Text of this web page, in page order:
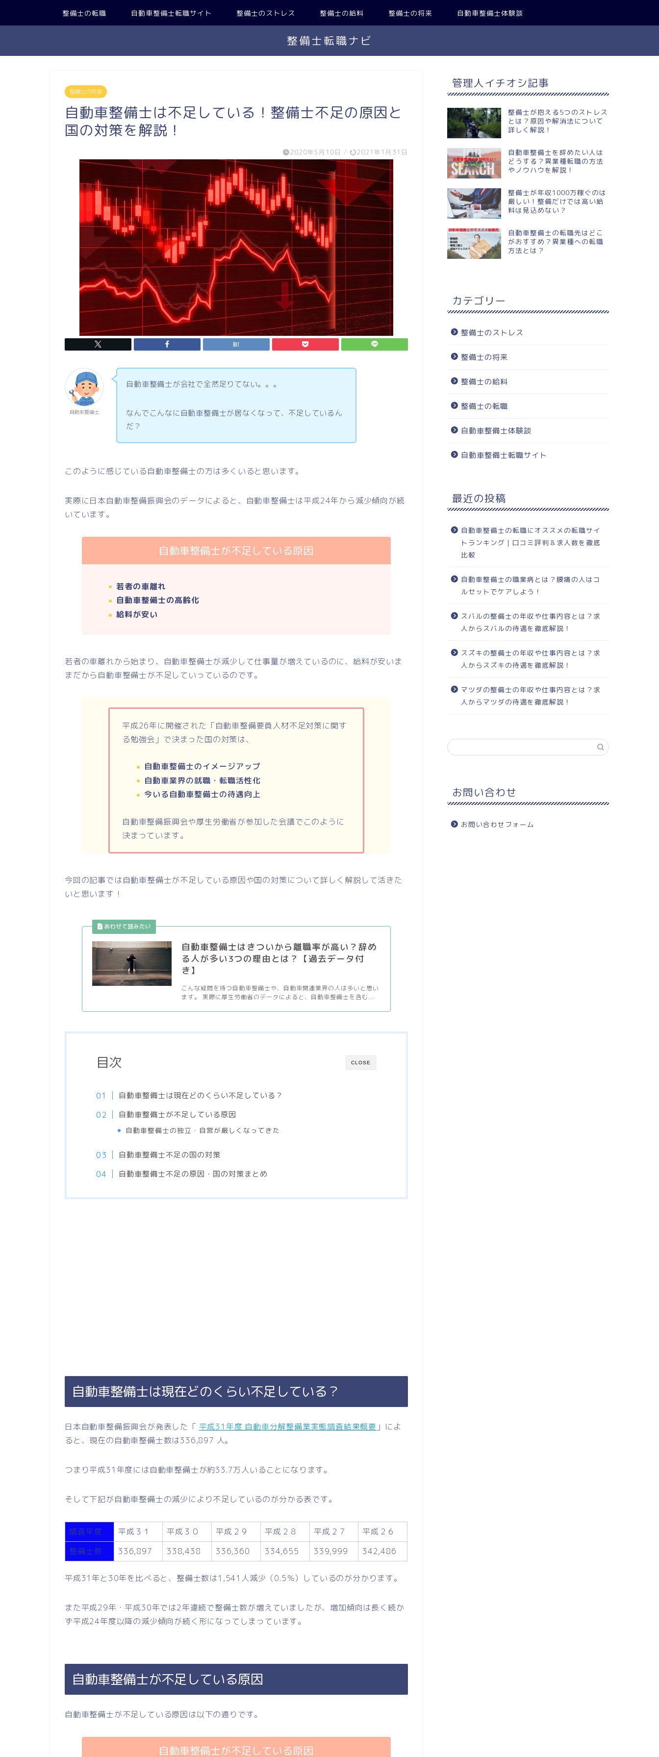
整備士の転職 自動車整備士転職サイト 整備士のストレス 整備士の給料 整備士の将来 自動車整備士体験談
整備士転職ナビ
整備士の将来
自動車整備士は不足している！整備士不足の原因と
国の対策を解説！
2020年5月10日 / 2021年1月31日
自動車整備士
自動車整備士が会社で全然足りてない。。。
なんでこんなに自動車整備士が居なくなって、不足しているん
だ？
このように感じている自動車整備士の方は多くいると思います。
実際に日本自動車整備振興会のデータによると、自動車整備士は平成24年から減少傾向が続
いています。
自動車整備士が不足している原因
若者の車離れ
自動車整備士の高齢化
給料が安い
若者の車離れから始まり、自動車整備士が減少して仕事量が増えているのに、給料が安いま
まだから自動車整備士が不足していっているのです。
平成26年に開催された「自動車整備要員人材不足対策に関す
る勉強会」で決まった国の対策は、
自動車整備士のイメージアップ
自動車業界の就職・転職活性化
今いる自動車整備士の待遇向上
自動車整備振興会や厚生労働省が参加した会議でこのように
決まっています。
今回の記事では自動車整備士が不足している原因や国の対策について詳しく解説して活きた
いと思います！
自動車整備士はきついから離職率が高い？辞め
る人が多い3つの理由とは？【過去データ付
き】
こんな疑問を持つ自動車整備士や、自動車関連業界の人は多いと思い
ます。 実際に厚生労働省のデータによると、自動車整備士を含む...
CLOSE
目次
自動車整備士は現在どのくらい不足している？
自動車整備士が不足している原因
自動車整備士の独立・自営が厳しくなってきた
自動車整備士不足の国の対策
自動車整備士不足の原因・国の対策まとめ
自動車整備士は現在どのくらい不足している？
日本自動車整備振興会が発表した「 平成31年度 自動車分解整備業実態調査結果概要 」によ
ると、現在の自動車整備士数は336,897 人。
つまり平成31年度には自動車整備士が約33.7万人いることになります。
そして下記が自動車整備士の減少により不足しているのが分かる表です。
調査年度 平成３１ 平成３０ 平成２９ 平成２８ 平成２７
平成２６
整備士数
336,897 338,438 336,360 334,655 339,999 342,486
平成31年と30年を比べると、整備士数は1,541人減少（0.5％）しているのが分かります。
また平成29年・平成30年では2年連続で整備士数が増えていましたが、増加傾向は長く続か
ず平成24年度以降の減少傾向が続く形になってしまっています。
自動車整備士が不足している原因
自動車整備士が不足している原因は以下の通りです。
自動車整備士が不足している原因
管理人イチオシ記事
整備士が抱える5つのストレス
とは？原因や解消法について
詳しく解説！
自動車整備士を辞めたい人は
どうする？異業種転職の方法
やノウハウを解説！
整備士が年収1000万稼ぐのは
厳しい！整備だけでは高い給
料は見込めない？
自動車整備士の転職先はどこ
がおすすめ？異業種への転職
方法とは？
カテゴリー
整備士のストレス
整備士の将来
整備士の給料
整備士の転職
自動車整備士体験談
自動車整備士転職サイト
最近の投稿
自動車整備士の転職にオススメの転職サイ
トランキング｜口コミ評判＆求人数を徹底
比較
自動車整備士の職業病とは？腰痛の人はコ
ルセットでケアしよう！
スバルの整備士の年収や仕事内容とは？求
人からスバルの待遇を徹底解説！
スズキの整備士の年収や仕事内容とは？求
人からスズキの待遇を徹底解説！
マツダの整備士の年収や仕事内容とは？求
人からマツダの待遇を徹底解説！
お問い合わせ
お問い合わせフォーム